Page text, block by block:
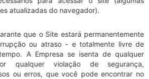
atualizadas do navegador).
que o Site estará permanentemente
ou atraso - e totalmente livre de
A Empresa se isenta de qualquer
qualquer violação de segurança,
ou erros, que você pode encontrar no